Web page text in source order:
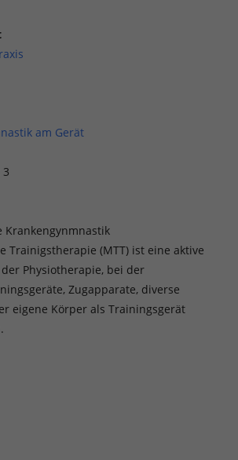
am Gerät
Krankengynmnastik
Trainigstherapie (MTT) ist eine aktive
Physiotherapie, bei der
Zugapparate, diverse
eigene Körper als Trainingsgerät